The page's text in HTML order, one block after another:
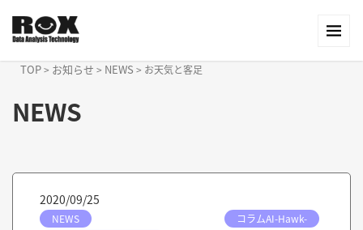
TOP> お知らせ > NEWS > お天気と客足
NEWS
2020/09/25
NEWS
コラムAI-Hawk-